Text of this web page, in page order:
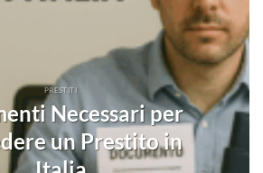
PRESTITI
Necessari per
un Prestito in